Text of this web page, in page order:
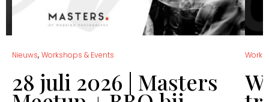
Nieuws, Workshops & Events
28 juli 2026 | Masters